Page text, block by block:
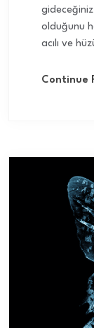
olduğunu
acılı ve
Continue